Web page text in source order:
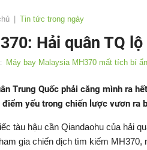
Tin tức trong ngày
Hải quân TQ
Máy bay Malaysia MH370 mất tích bí ẩn
Trung Quốc phải căng mình ra
điểm yếu trong chiến lược vươn ra
tàu hậu cần Qiandaohu của hải
gia chiến dịch tìm kiếm MH370,